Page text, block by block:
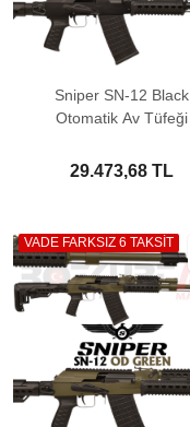
Sniper SN-12 Black
Otomatik Av Tüfeği
29.473,68 TL
VADE FARKSIZ 6 TAKSİT